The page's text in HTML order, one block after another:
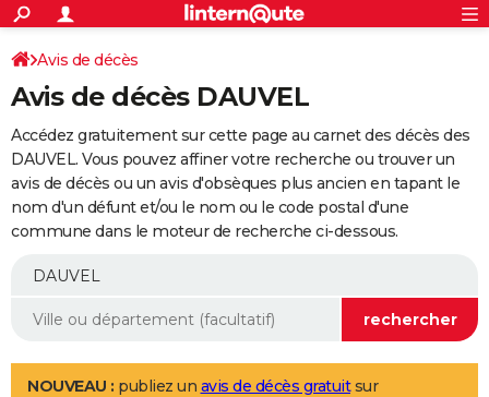
ACTUALITÉS
Politique
Société
Faits Divers
Education
Monde
Villes
+
SPORT
Coupe du monde 2026
Football
Tennis
Cyclisme
Rugby
Forum
Programme TV
TNT
Streaming
Cinéma
Sorties cinéma
Musique
+
FINANCE
Retraite
Epargne
Immobilier
Risques naturels par ville
Banque
Assurance
AUTO
Essais
Réserver un essai
Citadines
Berlines
SUV
Forum auto
+
Mobiles
Meilleur smartphone
Internet
Ordinateurs
Jeux vidéo
Guide high-tech
Aménagement intérieur
LIFESTYLE
Avis de décès
Avis de décès DAUVEL
Accédez gratuitement sur cette page au carnet des décès des
DAUVEL. Vous pouvez affiner votre recherche ou trouver un
avis de décès ou un avis d'obsèques plus ancien en tapant le
nom d'un défunt et/ou le nom ou le code postal d'une
commune dans le moteur de recherche ci-dessous.
NOUVEAU : publiez un avis de décès gratuitsur